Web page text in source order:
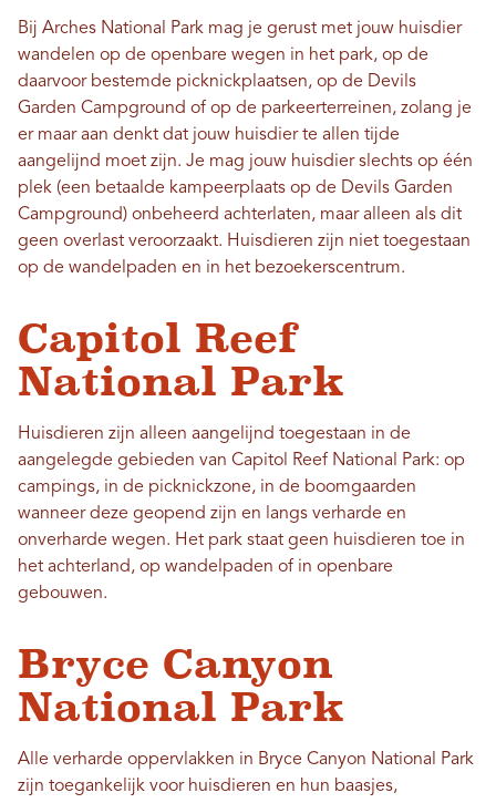
Bij Arches National Park mag je gerust met jouw huisdier
wandelen op de openbare wegen in het park, op de
daarvoor bestemde picknickplaatsen, op de Devils
Garden Campground of op de parkeerterreinen, zolang je
er maar aan denkt dat jouw huisdier te allen tijde
aangelijnd moet zijn. Je mag jouw huisdier slechts op één
plek (een betaalde kampeerplaats op de Devils Garden
Campground) onbeheerd achterlaten, maar alleen als dit
geen overlast veroorzaakt. Huisdieren zijn niet toegestaan ​​
op de wandelpaden en in het bezoekerscentrum.
Capitol Reef
National Park
Huisdieren zijn alleen aangelijnd toegestaan ​​in de
aangelegde gebieden van Capitol Reef National Park: op
campings, in de picknickzone, in de boomgaarden
wanneer deze geopend zijn en langs verharde en
onverharde wegen. Het park staat geen huisdieren toe in
het achterland, op wandelpaden of in openbare
gebouwen.
Bryce Canyon
National Park
Alle verharde oppervlakken in Bryce Canyon National Park
zijn toegankelijk voor huisdieren en hun baasjes,